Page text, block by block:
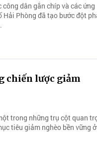
dân gắn chíp và các ứng
Hải Phòng đã tạo bước đột
chiến lược giảm
trong những trụ cột quan
tiêu giảm nghèo bền vững ở